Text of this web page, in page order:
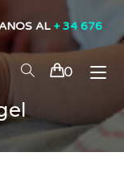
AL + 34 676
0